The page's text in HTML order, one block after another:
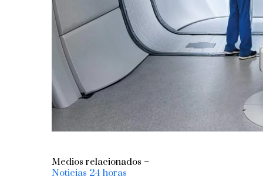
Medios relacionados –
Noticias 24 horas